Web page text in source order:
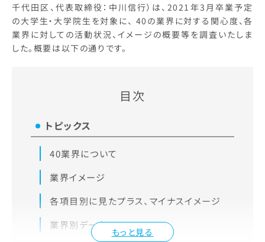
千代田区、代表取締役：中川信行）は、2021年3月卒業予定
の大学生・大学院生を対象に、 40の業界に対する関心度、各
業界に対しての活動状況、イメージの概要等を調査いたしま
した。概要は以下の通りです。
目次
もっと見る
トピックス
40業界について
業界イメージ
各項目別に見たプラス、マイナスイメージ
業界別データ